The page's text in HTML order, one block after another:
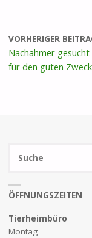
VORHERIGER
Nachahmer
für den guten Zweck
ÖFFNUNGSZEITEN
Tierheimbüro
Montag